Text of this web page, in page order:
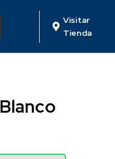
Visitar
Tienda